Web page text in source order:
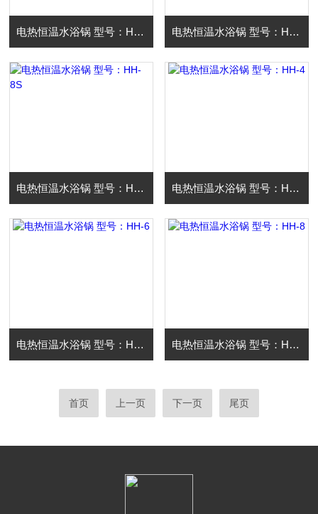
电热恒温水浴锅 型号：HH-2 电热恒温水浴锅 型号：HH-6S
电热恒温水浴锅 型号：HH-8S 电热恒温水浴锅 型号：HH-4
电热恒温水浴锅 型号：HH-6 电热恒温水浴锅 型号：HH-8
首页 上一页 下一页 尾页